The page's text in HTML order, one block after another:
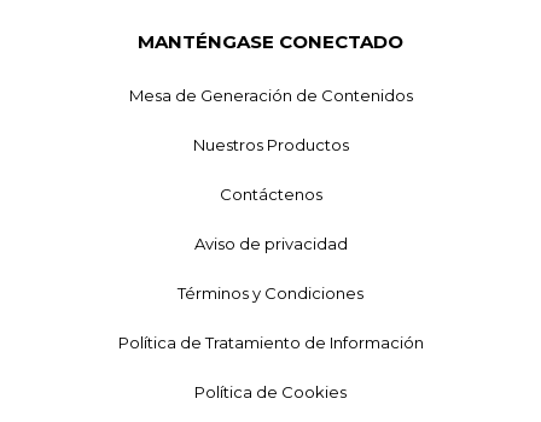
MANTÉNGASE CONECTADO
Mesa de Generación de Contenidos
Nuestros Productos
Contáctenos
Aviso de privacidad
Términos y Condiciones
Política de Tratamiento de Información
Política de Cookies